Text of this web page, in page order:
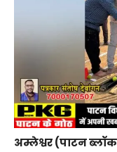
अम्लेश्वर (पाटन